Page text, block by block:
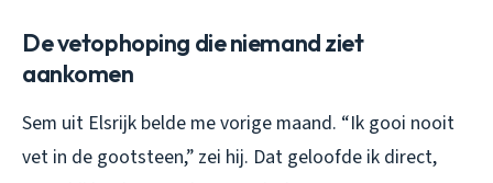
De vetophoping die niemand ziet
aankomen
Sem uit Elsrijk belde me vorige maand. “Ik gooi nooit
vet in de gootsteen,” zei hij. Dat geloofde ik direct,